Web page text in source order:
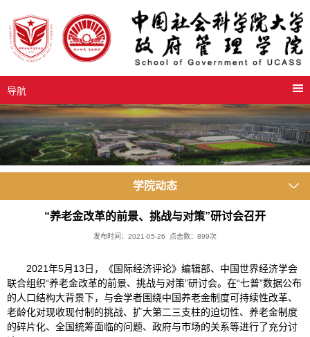
导航
学院动态
“养老金改革的前景、挑战与对策”研讨会召开
发布时间：2021-05-26 点击数： 899次
2021年5月13日，《国际经济评论》编辑部、中国世界经济学会
联合组织“养老金改革的前景、挑战与对策”研讨会。在“七普”数据公布
的人口结构大背景下，与会学者围绕中国养老金制度可持续性改革、
老龄化对现收现付制的挑战、扩大第二三支柱的迫切性、养老金制度
的碎片化、全国统筹面临的问题、政府与市场的关系等进行了充分讨